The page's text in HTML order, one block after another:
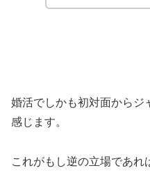
婚活でしかも初対面からジ
感じます。
これがもし逆の立場であれ